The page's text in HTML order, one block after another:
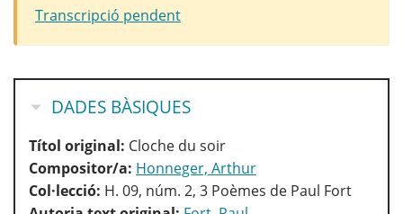
Transcripció pendent
OCULTA
DADES BÀSIQUES
Títol original: Cloche du soir
Compositor/a: Honneger, Arthur
Col·lecció: H. 09, núm. 2, 3 Poèmes de Paul Fort